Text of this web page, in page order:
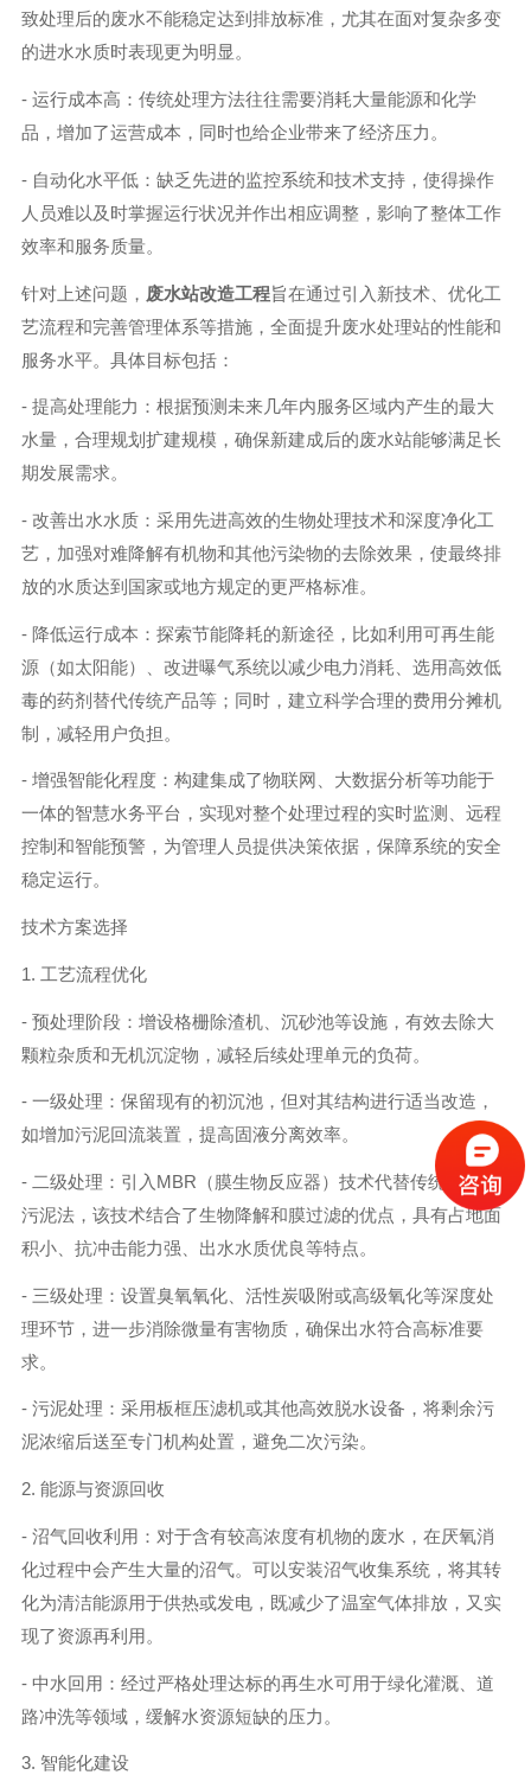
致处理后的废水不能稳定达到排放标准，尤其在面对复杂多变
的进水水质时表现更为明显。
- 运行成本高：传统处理方法往往需要消耗大量能源和化学
品，增加了运营成本，同时也给企业带来了经济压力。
- 自动化水平低：缺乏先进的监控系统和技术支持，使得操作
人员难以及时掌握运行状况并作出相应调整，影响了整体工作
效率和服务质量。
针对上述问题， 废水站改造工程旨在通过引入新技术、优化工
艺流程和完善管理体系等措施，全面提升废水处理站的性能和
服务水平。具体目标包括：
- 提高处理能力：根据预测未来几年内服务区域内产生的最大
水量，合理规划扩建规模，确保新建成后的废水站能够满足长
期发展需求。
- 改善出水水质：采用先进高效的生物处理技术和深度净化工
艺，加强对难降解有机物和其他污染物的去除效果，使最终排
放的水质达到国家或地方规定的更严格标准。
- 降低运行成本：探索节能降耗的新途径，比如利用可再生能
源（如太阳能）、改进曝气系统以减少电力消耗、选用高效低
毒的药剂替代传统产品等；同时，建立科学合理的费用分摊机
制，减轻用户负担。
- 增强智能化程度：构建集成了物联网、大数据分析等功能于
一体的智慧水务平台，实现对整个处理过程的实时监测、远程
控制和智能预警，为管理人员提供决策依据，保障系统的安全
稳定运行。
技术方案选择
1. 工艺流程优化
- 预处理阶段：增设格栅除渣机、沉砂池等设施，有效去除大
颗粒杂质和无机沉淀物，减轻后续处理单元的负荷。
- 一级处理：保留现有的初沉池，但对其结构进行适当改造，
如增加污泥回流装置，提高固液分离效率。
- 二级处理：引入MBR（膜生物反应器）技术代替传统的活性
污泥法，该技术结合了生物降解和膜过滤的优点，具有占地面
积小、抗冲击能力强、出水水质优良等特点。
- 三级处理：设置臭氧氧化、活性炭吸附或高级氧化等深度处
理环节，进一步消除微量有害物质，确保出水符合高标准要
求。
- 污泥处理：采用板框压滤机或其他高效脱水设备，将剩余污
泥浓缩后送至专门机构处置，避免二次污染。
2. 能源与资源回收
- 沼气回收利用：对于含有较高浓度有机物的废水，在厌氧消
化过程中会产生大量的沼气。可以安装沼气收集系统，将其转
化为清洁能源用于供热或发电，既减少了温室气体排放，又实
现了资源再利用。
- 中水回用：经过严格处理达标的再生水可用于绿化灌溉、道
路冲洗等领域，缓解水资源短缺的压力。
3. 智能化建设